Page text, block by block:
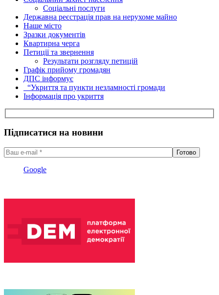
Соціальні послуги
Державна реєстрація прав на нерухоме майно
Наше місто
Зразки документів
Квартирна черга
Петиції та звернення
Результати розгляду петицій
Графік прийому громадян
ДПС інформує
“Укриття та пункти незламності громади
Інформація про укриття
Підписатися на новини
Google